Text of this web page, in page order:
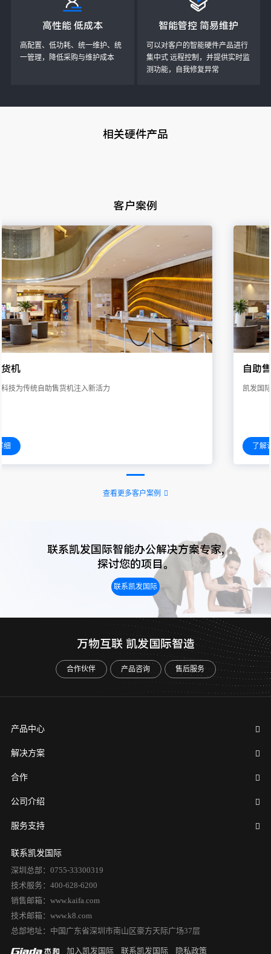
高性能 低成本
高配置、低功耗、统一维护、统
一管理，降低采购与维护成本
智能管控 简易维护
可以对客户的智能硬件产品进行
集中式 远程控制，并提供实时监
测功能，自我修复异常
相关硬件产品
客户案例
凯发国际科技为传统自助售货机注入新活力
查看更多客户案例
联系凯发国际智能办公解决方案专家,
探讨您的项目。
联系凯发国际
万物互联 凯发国际智造
合作伙伴 产品咨询 售后服务
产品中心
解决方案
合作
公司介绍
服务支持
联系凯发国际
深圳总部：0755-33300319
技术服务：400-628-6200
销售邮箱：www.kaifa.com
技术邮箱：www.k8.com
总部地址：中国广东省深圳市南山区豪方天际广场37层
加入凯发国际 联系凯发国际 隐私政策